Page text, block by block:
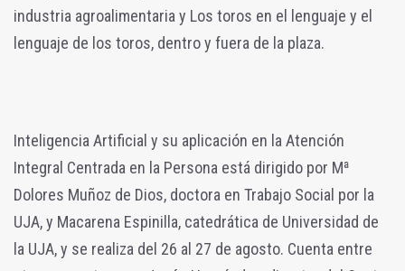
industria agroalimentaria y Los toros en el lenguaje y el
lenguaje de los toros, dentro y fuera de la plaza.
Inteligencia Artificial y su aplicación en la Atención
Integral Centrada en la Persona está dirigido por Mª
Dolores Muñoz de Dios, doctora en Trabajo Social por la
UJA, y Macarena Espinilla, catedrática de Universidad de
la UJA, y se realiza del 26 al 27 de agosto. Cuenta entre